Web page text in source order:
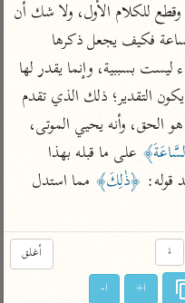
القرآن – تدبر وعمل
تفسير ابن عثيمين
مركَّزة العبارة
تفسير الجلالين
جامع البيان للإيجي
تفسير النسفي
الوجيز للواحدي
قوله: ﴿ذٰلِكَ﴾
أغلق ↓
ا+ ا-